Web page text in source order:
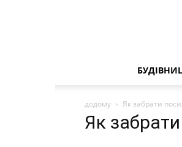
додому Як забрати
Як